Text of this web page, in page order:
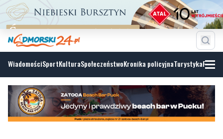
WiadomościSportKulturaSpołeczeństwoKronika policyjnaTurystyka